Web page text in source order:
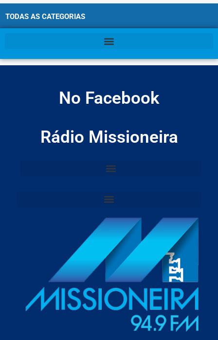
TODAS AS CATEGORIAS
No Facebook
Rádio Missioneira